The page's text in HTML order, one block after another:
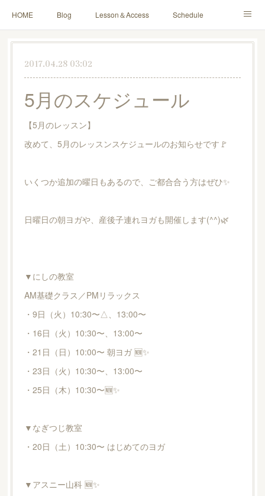
HOME Blog Lesson＆Access Schedule
Yoga for Mama＆Baby About Contact
2017.04.28 03:02
5月のスケジュール
【5月のレッスン】
改めて、5月のレッスンスケジュールのお知らせです🚩
いくつか追加の曜日もあるので、ご都合合う方はぜひ✨
日曜日の朝ヨガや、産後子連れヨガも開催します(^^)🌿
▼にしの教室
AM基礎クラス／PMリラックス
・9日（火）10:30〜△、13:00〜
・16日（火）10:30〜、13:00〜
・21日（日）10:00〜 朝ヨガ 🆕✨
・23日（火）10:30〜、13:00〜
・25日（木）10:30〜🆕✨
▼なぎつじ教室
・20日（土）10:30〜 はじめてのヨガ
▼アスニー山科 🆕✨